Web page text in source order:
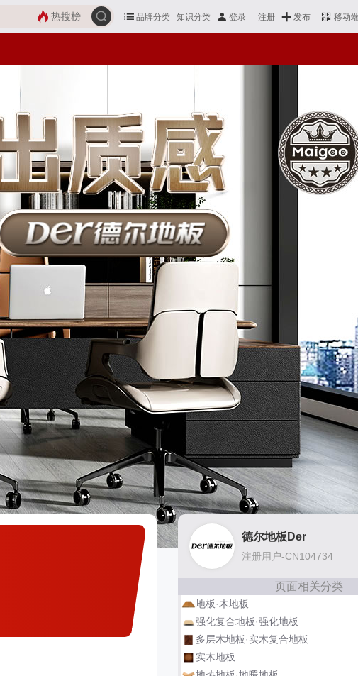
品牌分类 知识分类 登录 注册 发布 移动
热搜榜
德尔地板Der
注册用户-CN104734
页面相关分类
地板·木地板
强化复合地板·强化地板
多层木地板·实木复合地板
实木地板